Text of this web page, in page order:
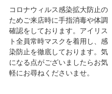
コロナウィルス感染拡大防止の
ためご来店時に手指消毒や体調
確認をしております。アイリス
ト全員常時マスクを着用し、感
染防止を徹底しております。気
になる点がございましたらお気
軽にお尋ねくださいませ。